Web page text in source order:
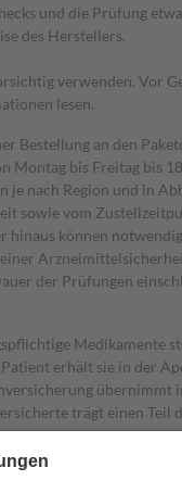
und die Prüfung
des Herstellers.
verwenden. Vor
lesen.
Bestellung an den
Montag bis Freitag bis
je nach Region und in
sowie vom
hinaus können
der Prüfungen
Medikamente
Patient erhält sie in der
übernimmt
trägt einen Teil
Mitglieder Zuzahlungen